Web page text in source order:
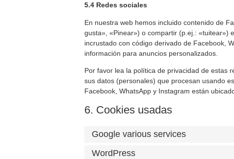
5.4 Redes sociales
En nuestra web hemos incluido contenido de
gusta», «Pinear») o compartir (p.ej.: «tuitear»)
incrustado con código derivado de Facebook,
información para anuncios personalizados.
Por favor lea la política de privacidad de estas
sus datos (personales) que procesan usando
Facebook, WhatsApp y Instagram están
6. Cookies usadas
Google various services
WordPress